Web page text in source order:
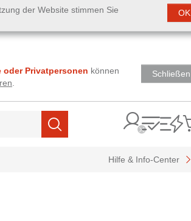
der Website stimmen Sie
OK
oder Privatpersonen können
Schließen
Suchen
Hilfe & Info-Center